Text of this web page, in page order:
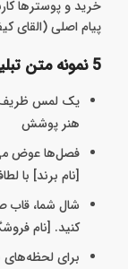
خرید و پوسترها
پیام اصلی (القای
5 نمونه متن تبلیغاتی کوتاه برای بنر و پوستر
یک لمس ظریف،
هنر پوشش
فصل‌ها عوض
[نام برند] با
شال شما، قاب
کنید. [نام
برای